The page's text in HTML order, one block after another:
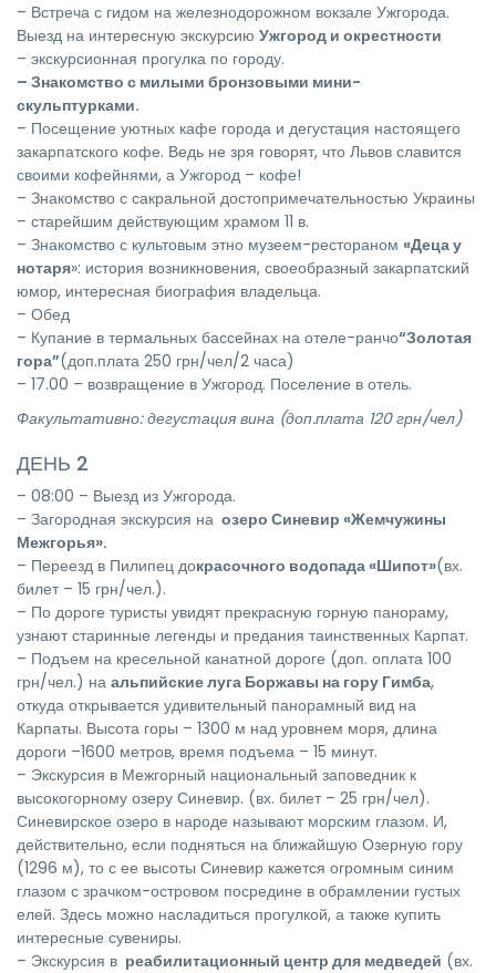
– Встреча с гидом на железнодорожном вокзале Ужгорода.
Выезд на интересную экскурсию Ужгород и окрестности
– экскурсионная прогулка по городу.
– Знакомство с милыми бронзовыми мини-
скульптурками.
– Посещение уютных кафе города и дегустация настоящего
закарпатского кофе. Ведь не зря говорят, что Львов славится
своими кофейнями, а Ужгород – кофе!
– Знакомство с сакральной достопримечательностью Украины
– старейшим действующим храмом 11 в.
– Знакомство с культовым этно музеем-рестораном «Деца у
нотаря»: история возникновения, своеобразный закарпатский
юмор, интересная биография владельца.
– Обед
– Купание в термальных бассейнах на отеле-ранчо“Золотая
гора”(доп.плата 250 грн/чел/2 часа)
– 17.00 – возвращение в Ужгород. Поселение в отель.
Факультативно: дегустация вина (доп.плата 120 грн/чел)
ДЕНЬ 2
– 08:00 – Выезд из Ужгорода.
– Загородная экскурсия на озеро Синевир «Жемчужины
Межгорья».
– Переезд в Пилипец докрасочного водопада «Шипот»(вх.
билет – 15 грн/чел.).
– По дороге туристы увидят прекрасную горную панораму,
узнают старинные легенды и предания таинственных Карпат.
– Подъем на кресельной канатной дороге (доп. оплата 100
грн/чел.) на альпийские луга Боржавы на гору Гимба,
откуда открывается удивительный панорамный вид на
Карпаты. Высота горы – 1300 м над уровнем моря, длина
дороги –1600 метров, время подъема – 15 минут.
– Экскурсия в Межгорный национальный заповедник к
высокогорному озеру Синевир. (вх. билет – 25 грн/чел).
Синевирское озеро в народе называют морским глазом. И,
действительно, если подняться на ближайшую Озерную гору
(1296 м), то с ее высоты Синевир кажется огромным синим
глазом с зрачком-островом посредине в обрамлении густых
елей. Здесь можно насладиться прогулкой, а также купить
интересные сувениры.
– Экскурсия в реабилитационный центр для медведей (вх.